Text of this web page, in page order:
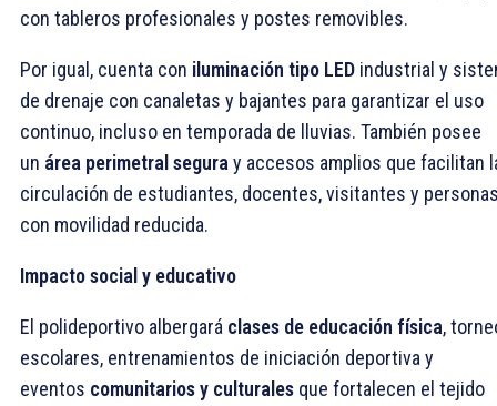
con tableros profesionales y postes removibles.
Por igual, cuenta con iluminación tipo LED industrial y
de drenaje con canaletas y bajantes para garantizar el uso
continuo, incluso en temporada de lluvias. También posee
un área perimetral segura y accesos amplios que facilitan
circulación de estudiantes, docentes, visitantes y
con movilidad reducida.
Impacto social y educativo
El polideportivo albergará clases de educación física,
escolares, entrenamientos de iniciación deportiva y
eventos comunitarios y culturales que fortalecen el tejido